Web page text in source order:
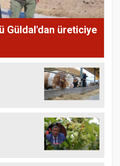
Güldal'dan üreticiye